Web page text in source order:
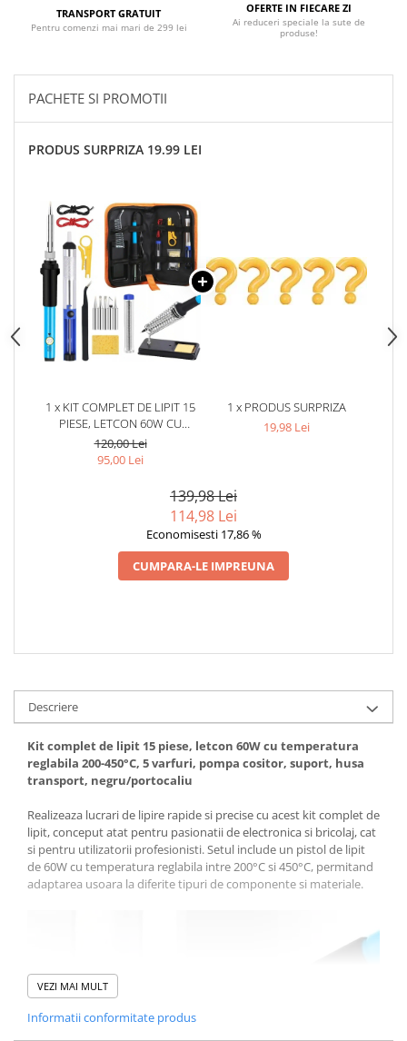
TRANSPORT GRATUIT
Pentru comenzi mai mari de 299 lei
OFERTE IN FIECARE ZI
Ai reduceri speciale la sute de
produse!
PACHETE SI PROMOTII
PRODUS SURPRIZA 19.99 LEI
1 x KIT COMPLET DE LIPIT 15
PIESE, LETCON 60W CU
TEMPERATURA REGLABILA
200-450°C, 5 VARFURI,
NEGRU/PORTOCALIU
120,00 Lei
95,00 Lei
1 x PRODUS SURPRIZA
19,98 Lei
139,98 Lei
114,98 Lei
Economisesti 17,86 %
CUMPARA-LE IMPREUNA
Descriere
Kit complet de lipit 15 piese, letcon 60W cu temperatura
reglabila 200-450°C, 5 varfuri, pompa cositor, suport, husa
transport, negru/portocaliu
Realizeaza lucrari de lipire rapide si precise cu acest kit complet de
lipit, conceput atat pentru pasionatii de electronica si bricolaj, cat
si pentru utilizatorii profesionisti. Setul include un pistol de lipit
de 60W cu temperatura reglabila intre 200°C si 450°C, permitand
adaptarea usoara la diferite tipuri de componente si materiale.
VEZI MAI MULT
Informatii conformitate produs